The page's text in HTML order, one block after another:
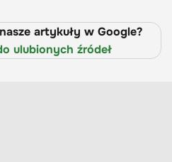
artykuły w Google?
ulubionych źródeł